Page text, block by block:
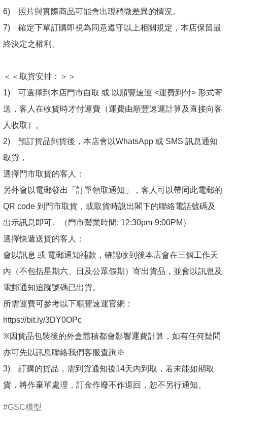
6)　照片與實際商品可能會出現稍微差異的情況。
7)　確定下單訂購即視為同意遵守以上相關規定，本店保留最
終決定之權利。
＜＜取貨安排：＞＞
1)　可選擇到本店門市自取 或 以順豐速運 <運費到付> 形式寄
送，客人在收貨時才付運費（運費由順豐速運計算及直接向客
人收取）。
2)　預訂貨品到貨後，本店會以WhatsApp 或 SMS 訊息通知
取貨，
選擇門市取貨的客人：
另外會以電郵發出「訂單領取通知」，客人可以帶同此電郵的
QR code 到門市取貨，或取貨時說出閣下的聯絡電話號碼及
出示訊息即可。（門市營業時間: 12:30pm-9:00PM）
選擇快遞送貨的客人：
會以訊息 或 電郵通知補款，確認收到後本店會在三個工作天
內（不包括星期六、日及公眾假期）寄出貨品，並會以訊息及
電郵通知追蹤號碼已出貨。
所需運費可參考以下順豐速運官網：
https://bit.ly/3DY0OPc
※因貨品包裝後的外盒體積都會影響運費計算，如有任何疑問
亦可先以訊息聯絡我們客服查詢※
3)　訂購的貨品，需到貨通知後14天內到取，若未能如期取
貨，將作棄單處理，訂金作廢不作退回，恕不另行通知。
GSC模型